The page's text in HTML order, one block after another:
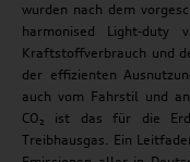
wurden nach dem
harmonised Light-duty
Kraftstoffverbrauch und
der effizienten
auch vom Fahrstil und
CO₂ ist das für die
Treibhausgas. Ein